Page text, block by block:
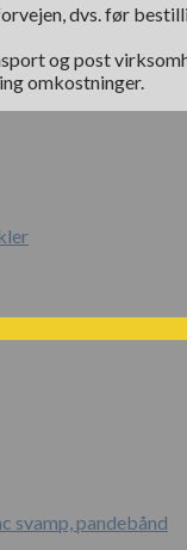
dvs. før
og post
omkostninger.